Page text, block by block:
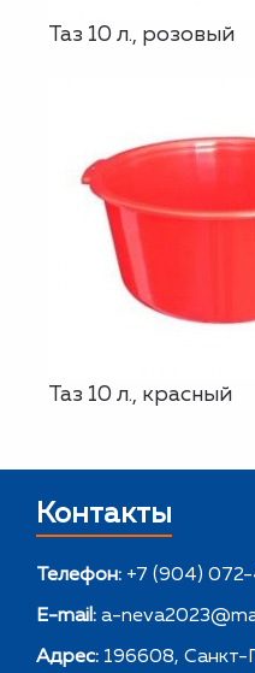
Таз 10 л., розовый
Таз 10 л., красный
Контакты
Телефон: +7 (904)
E-mail: a-
Адрес: 196608, Санкт-